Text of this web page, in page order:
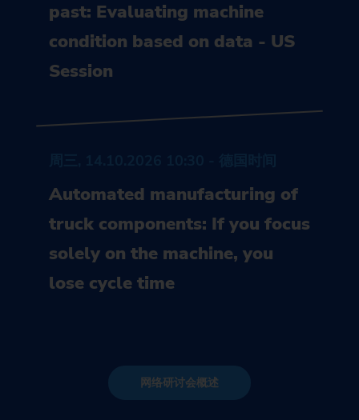
past: Evaluating machine
condition based on data - US
Session
Automated manufacturing of
truck components: If you focus
solely on the machine, you
lose cycle time
网络研讨会概述